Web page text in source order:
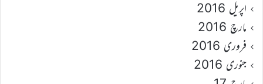
اپریل 2016
مارچ 2016
فروری 2016
جنوری 2016